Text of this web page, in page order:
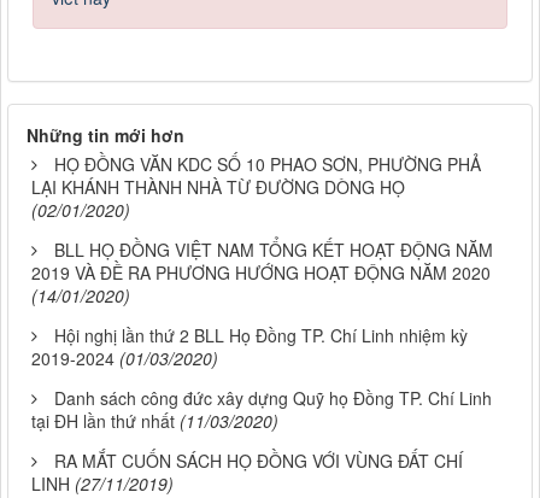
Những tin mới hơn
HỌ ĐỒNG VĂN KDC SỐ 10 PHAO SƠN, PHƯỜNG PHẢ
LẠI KHÁNH THÀNH NHÀ TỪ ĐƯỜNG DÒNG HỌ
(02/01/2020)
BLL HỌ ĐỒNG VIỆT NAM TỔNG KẾT HOẠT ĐỘNG NĂM
2019 VÀ ĐỀ RA PHƯƠNG HƯỚNG HOẠT ĐỘNG NĂM 2020
(14/01/2020)
Hội nghị lần thứ 2 BLL Họ Đồng TP. Chí Linh nhiệm kỳ
2019-2024 (01/03/2020)
Danh sách công đức xây dựng Quỹ họ Đồng TP. Chí Linh
tại ĐH lần thứ nhất (11/03/2020)
RA MẮT CUỐN SÁCH HỌ ĐỒNG VỚI VÙNG ĐẤT CHÍ
LINH (27/11/2019)